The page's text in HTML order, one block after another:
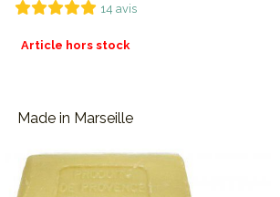
14 avis
Article hors stock
Made in Marseille